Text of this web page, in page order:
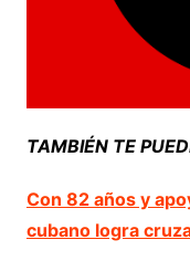
TAMBIÉN TE
Con 82 años y
cubano logra